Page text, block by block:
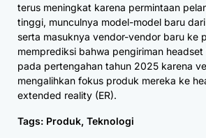
terus meningkat karena permintaan
tinggi, munculnya model-model baru
serta masuknya vendor-vendor baru ke
memprediksi bahwa pengiriman
pada pertengahan tahun 2025 karena
mengalihkan fokus produk mereka ke
extended reality (ER).
Tags: Produk, Teknologi